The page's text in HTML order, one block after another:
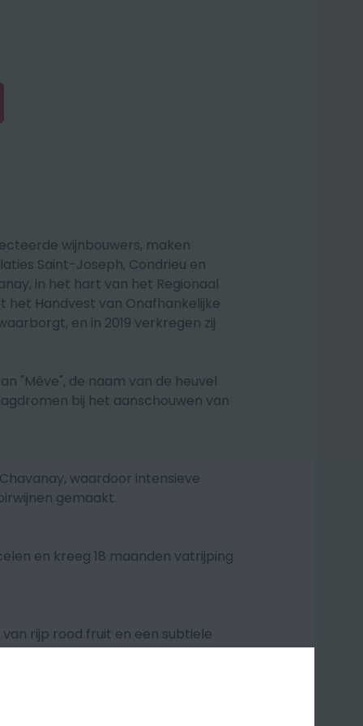
wijnbouwers, maken
Saint-Joseph, Condrieu en
in het hart van het Regionaal
het Handvest van Onafhankelijke
en in 2019 verkregen zij
"Mêve", de naam van de heuvel
bij het aanschouwen van
waardoor intensieve
gemaakt.
en kreeg 18 maanden vatrijping
rijp rood fruit en een subtiele
zijdezachte en volle tannines,
en kalkoen met